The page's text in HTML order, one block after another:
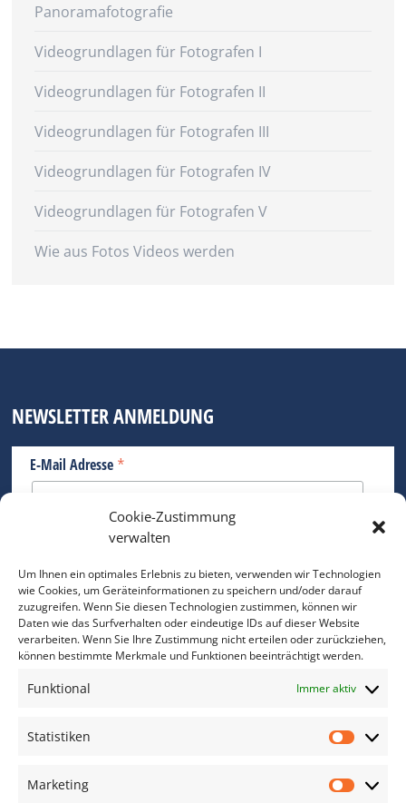
Cookie-Zustimmung
verwalten
Um Ihnen ein optimales Erlebnis zu bieten, verwenden wir Technologien
wie Cookies, um Geräteinformationen zu speichern und/oder darauf
zuzugreifen. Wenn Sie diesen Technologien zustimmen, können wir
Daten wie das Surfverhalten oder eindeutige IDs auf dieser Website
verarbeiten. Wenn Sie Ihre Zustimmung nicht erteilen oder zurückziehen,
können bestimmte Merkmale und Funktionen beeinträchtigt werden.
Funktional Immer aktiv
Statistiken
Marketing
Panoramafotografie
Videogrundlagen für Fotografen I
Videogrundlagen für Fotografen II
Videogrundlagen für Fotografen III
Videogrundlagen für Fotografen IV
Videogrundlagen für Fotografen V
Wie aus Fotos Videos werden
NEWSLETTER ANMELDUNG
E-Mail Adresse *
Bitte geben Sie Ihre E-Mail Adresse ein.
*